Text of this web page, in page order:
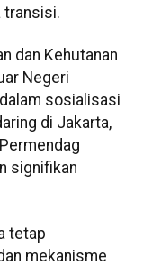
transisi.
dan Kehutanan
Negeri
sosialisasi
di Jakarta,
signifikan
tetap
mekanisme